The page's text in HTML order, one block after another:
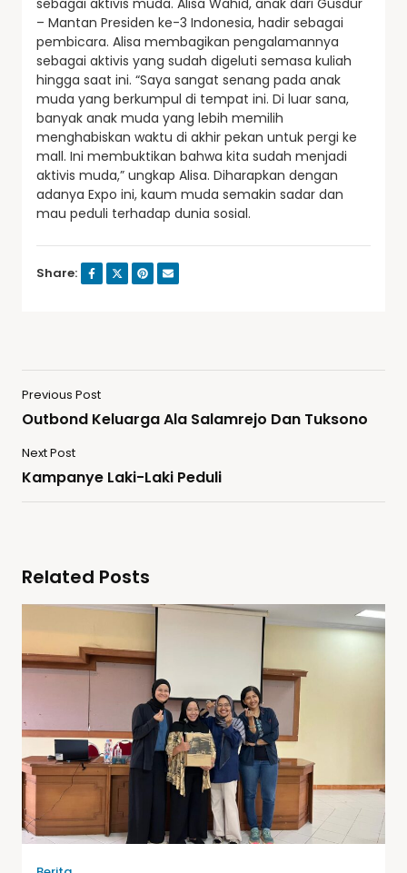
– Mantan Presiden ke-3 Indonesia, hadir sebagai
pembicara. Alisa membagikan pengalamannya
sebagai aktivis yang sudah digeluti semasa kuliah
hingga saat ini. “Saya sangat senang pada anak
muda yang berkumpul di tempat ini. Di luar sana,
banyak anak muda yang lebih memilih
menghabiskan waktu di akhir pekan untuk pergi ke
mall. Ini membuktikan bahwa kita sudah menjadi
aktivis muda,” ungkap Alisa. Diharapkan dengan
adanya Expo ini, kaum muda semakin sadar dan
mau peduli terhadap dunia sosial.
Share:
Previous Post
Outbond Keluarga Ala Salamrejo Dan Tuksono
Next Post
Kampanye Laki-Laki Peduli
Related Posts